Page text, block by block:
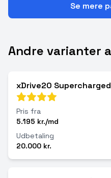
Se mere
Andre varianter
xDrive20
Pris fra
5.195 kr./md
Udbetaling
20.000 kr.